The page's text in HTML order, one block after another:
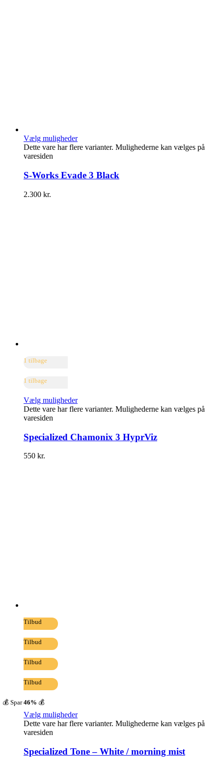
Vælg muligheder
Dette vare har flere varianter. Mulighederne kan vælges på
varesiden
S-Works Evade 3 Black
2.300 kr.
1 tilbage
1 tilbage
Vælg muligheder
Dette vare har flere varianter. Mulighederne kan vælges på
varesiden
Specialized Chamonix 3 HyprViz
550 kr.
Tilbud
Tilbud
Tilbud
Tilbud
💰 Spar46% 💰
Vælg muligheder
Dette vare har flere varianter. Mulighederne kan vælges på
varesiden
Specialized Tone – White / morning mist